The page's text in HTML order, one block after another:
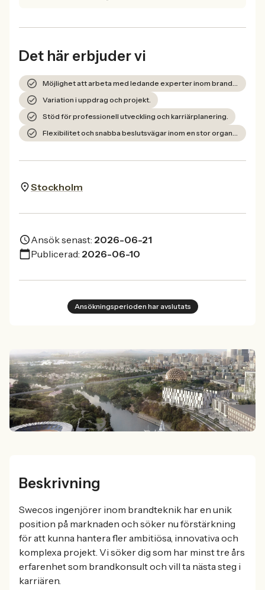
Det här erbjuder vi
Möjlighet att arbeta med ledande experter inom brandteknik och riskhantering.
Variation i uppdrag och projekt.
Stöd för professionell utveckling och karriärplanering.
Flexibilitet och snabba beslutsvägar inom en stor organisation.
Stockholm
Ansök senast: 2026-06-21
Publicerad: 2026-06-10
Ansökningsperioden har avslutats
Beskrivning
Swecos ingenjörer inom brandteknik har en unik
position på marknaden och söker nu förstärkning
för att kunna hantera fler ambitiösa, innovativa och
komplexa projekt. Vi söker dig som har minst tre års
erfarenhet som brandkonsult och vill ta nästa steg i
karriären.